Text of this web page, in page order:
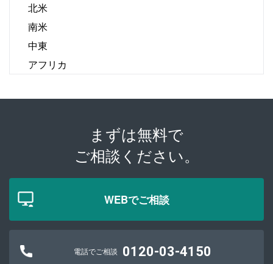
北米
南米
中東
アフリカ
まずは無料で
ご相談ください。
WEBでご相談
電話でご相談 0120-03-4150